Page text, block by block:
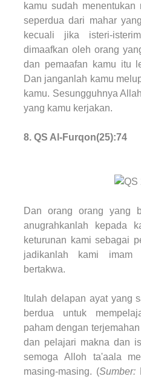
kamu sudah menentukan
seperdua dari mahar
kecuali jika isteri-
dimaafkan oleh orang
dan pemaafan kamu itu
Dan janganlah kamu
kamu. Sesungguhnya
yang kamu kerjakan.
8. QS Al-Furqon(25):74
Dan orang orang yang
anugrahkanlah kepada
keturunan kami sebagai
jadikanlah kami imam
bertakwa.
Itulah delapan ayat yang
berdua untuk
paham dengan
dan pelajari makna dan
semoga Alloh ta'aala
masing-masing. (Sumber: